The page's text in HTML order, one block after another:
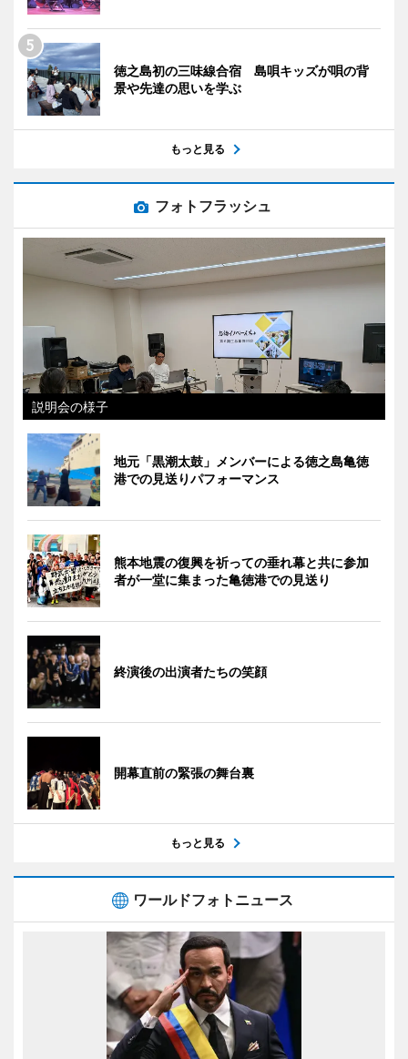
徳之島初の三味線合宿 島唄キッズが唄の背
景や先達の思いを学ぶ
もっと見る
フォトフラッシュ
説明会の様子
地元「黒潮太鼓」メンバーによる徳之島亀徳
港での見送りパフォーマンス
熊本地震の復興を祈っての垂れ幕と共に参加
者が一堂に集まった亀徳港での見送り
終演後の出演者たちの笑顔
開幕直前の緊張の舞台裏
もっと見る
ワールドフォトニュース